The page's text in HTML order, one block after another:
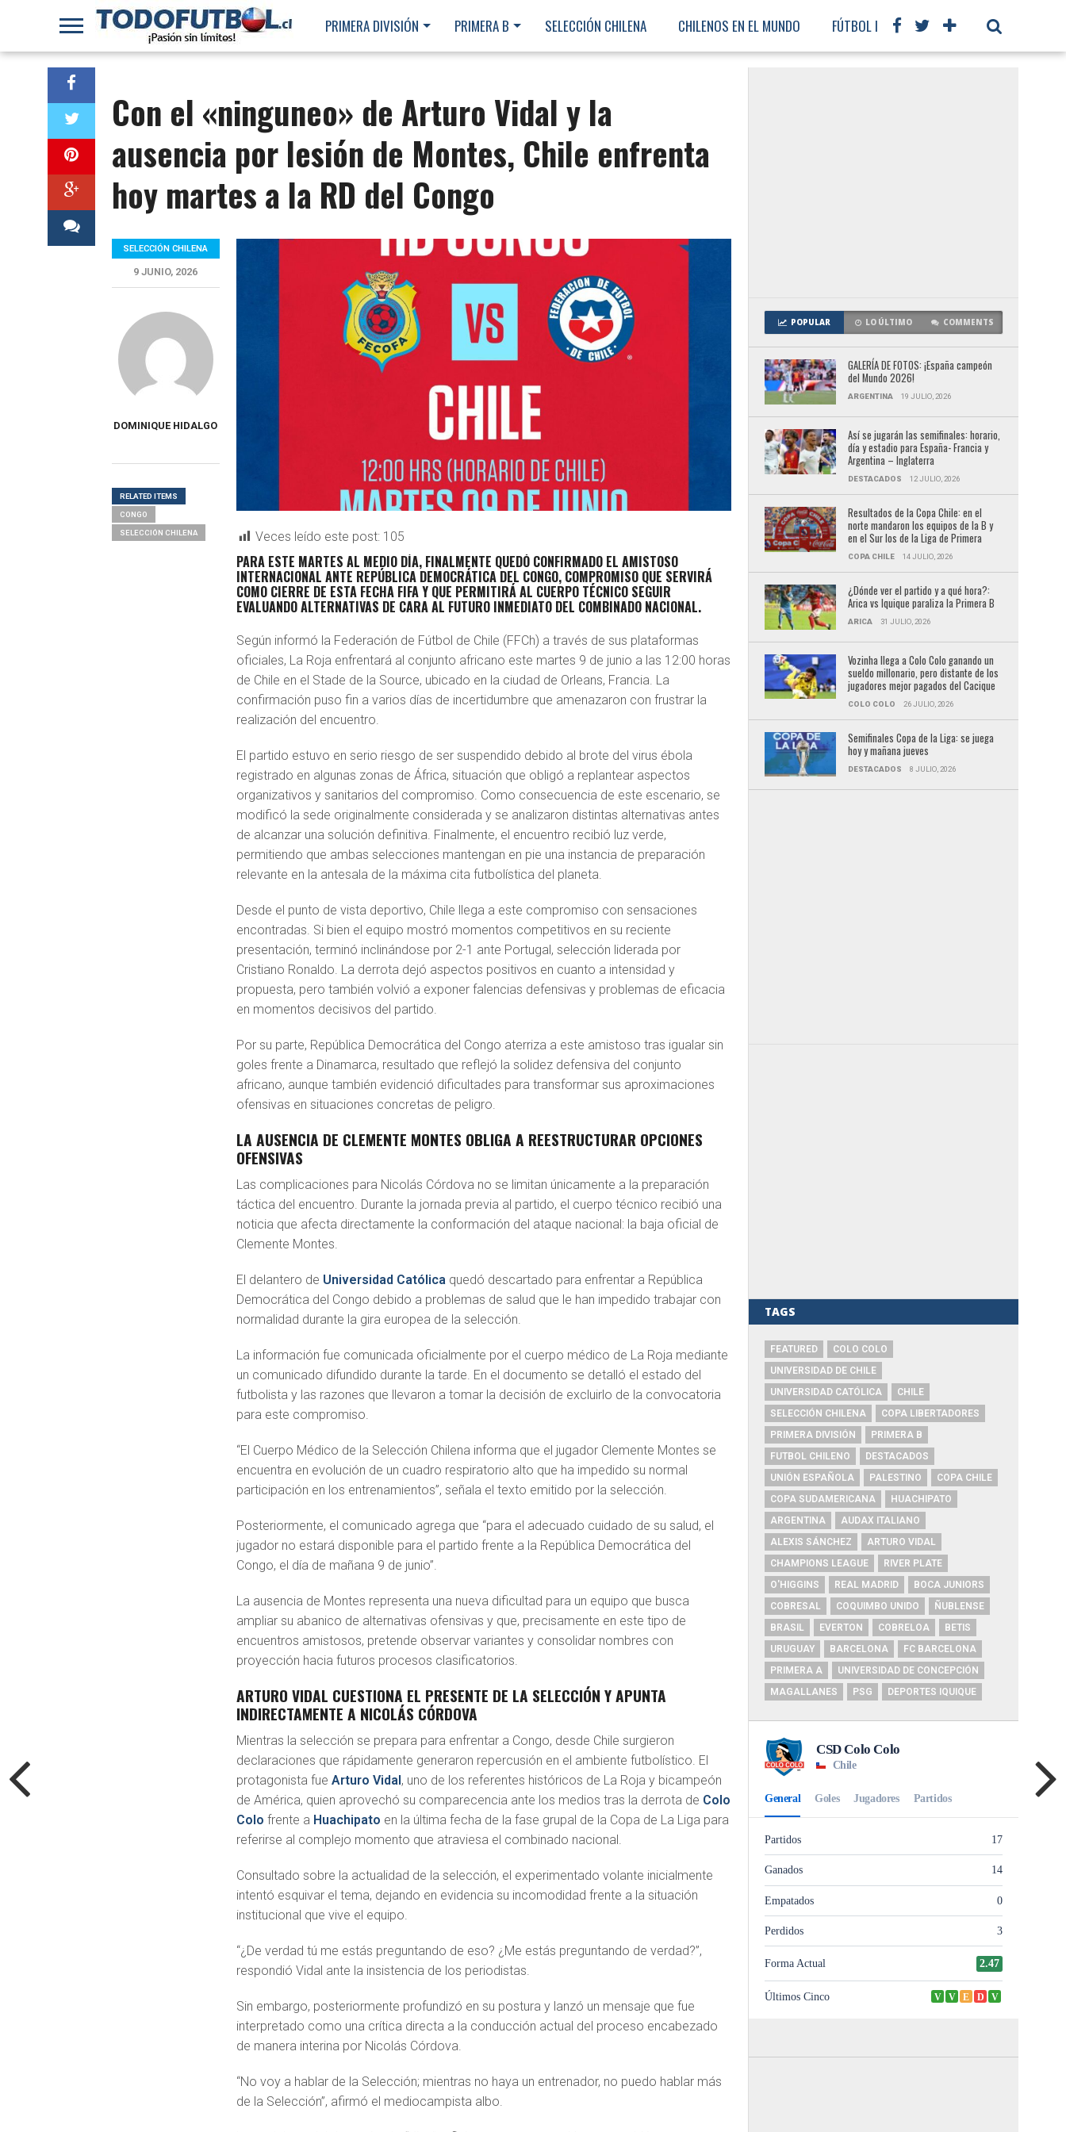
PRIMERA DIVISIÓN PRIMERA B SELECCIÓN CHILENA CHILENOS EN EL MUNDO FÚTBOL INTERNACIONAL
Con el «ninguneo» de Arturo Vidal y la
ausencia por lesión de Montes, Chile enfrenta
hoy martes a la RD del Congo
Veces leído este post: 105
PARA ESTE MARTES AL MEDIO DÍA, FINALMENTE QUEDÓ CONFIRMADO EL AMISTOSO
INTERNACIONAL ANTE REPÚBLICA DEMOCRÁTICA DEL CONGO, COMPROMISO QUE SERVIRÁ
COMO CIERRE DE ESTA FECHA FIFA Y QUE PERMITIRÁ AL CUERPO TÉCNICO SEGUIR
EVALUANDO ALTERNATIVAS DE CARA AL FUTURO INMEDIATO DEL COMBINADO NACIONAL.
Según informó la Federación de Fútbol de Chile (FFCh) a través de sus plataformas
oficiales, La Roja enfrentará al conjunto africano este martes 9 de junio a las 12:00 horas
de Chile en el Stade de la Source, ubicado en la ciudad de Orleans, Francia. La
confirmación puso fin a varios días de incertidumbre que amenazaron con frustrar la
realización del encuentro.
El partido estuvo en serio riesgo de ser suspendido debido al brote del virus ébola
registrado en algunas zonas de África, situación que obligó a replantear aspectos
organizativos y sanitarios del compromiso. Como consecuencia de este escenario, se
modificó la sede originalmente considerada y se analizaron distintas alternativas antes
de alcanzar una solución definitiva. Finalmente, el encuentro recibió luz verde,
permitiendo que ambas selecciones mantengan en pie una instancia de preparación
relevante en la antesala de la máxima cita futbolística del planeta.
Desde el punto de vista deportivo, Chile llega a este compromiso con sensaciones
encontradas. Si bien el equipo mostró momentos competitivos en su reciente
presentación, terminó inclinándose por 2-1 ante Portugal, selección liderada por
Cristiano Ronaldo. La derrota dejó aspectos positivos en cuanto a intensidad y
propuesta, pero también volvió a exponer falencias defensivas y problemas de eficacia
en momentos decisivos del partido.
Por su parte, República Democrática del Congo aterriza a este amistoso tras igualar sin
goles frente a Dinamarca, resultado que reflejó la solidez defensiva del conjunto
africano, aunque también evidenció dificultades para transformar sus aproximaciones
ofensivas en situaciones concretas de peligro.
LA AUSENCIA DE CLEMENTE MONTES OBLIGA A REESTRUCTURAR OPCIONES
OFENSIVAS
Las complicaciones para Nicolás Córdova no se limitan únicamente a la preparación
táctica del encuentro. Durante la jornada previa al partido, el cuerpo técnico recibió una
noticia que afecta directamente la conformación del ataque nacional: la baja oficial de
Clemente Montes.
El delantero de Universidad Católica quedó descartado para enfrentar a República
Democrática del Congo debido a problemas de salud que le han impedido trabajar con
normalidad durante la gira europea de la selección.
La información fue comunicada oficialmente por el cuerpo médico de La Roja mediante
un comunicado difundido durante la tarde. En el documento se detalló el estado del
futbolista y las razones que llevaron a tomar la decisión de excluirlo de la convocatoria
para este compromiso.
“El Cuerpo Médico de la Selección Chilena informa que el jugador Clemente Montes se
encuentra en evolución de un cuadro respiratorio alto que ha impedido su normal
participación en los entrenamientos”, señala el texto emitido por la selección.
Posteriormente, el comunicado agrega que “para el adecuado cuidado de su salud, el
jugador no estará disponible para el partido frente a la República Democrática del
Congo, el día de mañana 9 de junio”.
La ausencia de Montes representa una nueva dificultad para un equipo que busca
ampliar su abanico de alternativas ofensivas y que, precisamente en este tipo de
encuentros amistosos, pretende observar variantes y consolidar nombres con
proyección hacia futuros procesos clasificatorios.
ARTURO VIDAL CUESTIONA EL PRESENTE DE LA SELECCIÓN Y APUNTA
INDIRECTAMENTE A NICOLÁS CÓRDOVA
Mientras la selección se prepara para enfrentar a Congo, desde Chile surgieron
declaraciones que rápidamente generaron repercusión en el ambiente futbolístico. El
protagonista fueArturo Vidal , uno de los referentes históricos de La Roja y bicampeón
de América, quien aprovechó su comparecencia ante los medios tras la derrota de Colo
Colo frente a Huachipato en la última fecha de la fase grupal de la Copa de La Liga para
referirse al complejo momento que atraviesa el combinado nacional.
Consultado sobre la actualidad de la selección, el experimentado volante inicialmente
intentó esquivar el tema, dejando en evidencia su incomodidad frente a la situación
institucional que vive el equipo.
“¿De verdad tú me estás preguntando de eso? ¿Me estás preguntando de verdad?”,
respondió Vidal ante la insistencia de los periodistas.
Sin embargo, posteriormente profundizó en su postura y lanzó un mensaje que fue
interpretado como una crítica directa a la conducción actual del proceso encabezado
de manera interina por Nicolás Córdova.
“No voy a hablar de la Selección; mientras no haya un entrenador, no puedo hablar más
de la Selección”, afirmó el mediocampista albo.
SELECCIÓN CHILENA
9 JUNIO, 2026
DOMINIQUE HIDALGO
RELATED ITEMS
CONGO
SELECCIÓN CHILENA
POPULAR LO ÚLTIMO COMMENTS
GALERÍA DE FOTOS: ¡España campeón
del Mundo 2026!
ARGENTINA 19 JULIO, 2026
Así se jugarán las semifinales: horario,
día y estadio para España- Francia y
Argentina – Inglaterra
DESTACADOS 12 JULIO, 2026
Resultados de la Copa Chile: en el
norte mandaron los equipos de la B y
en el Sur los de la Liga de Primera
COPA CHILE 14 JULIO, 2026
¿Dónde ver el partido y a qué hora?:
Arica vs Iquique paraliza la Primera B
ARICA 31 JULIO, 2026
Vozinha llega a Colo Colo ganando un
sueldo millonario, pero distante de los
jugadores mejor pagados del Cacique
COLO COLO 26 JULIO, 2026
Semifinales Copa de la Liga: se juega
hoy y mañana jueves
DESTACADOS 8 JULIO, 2026
TAGS
FEATURED
COLO COLO
UNIVERSIDAD DE CHILE
UNIVERSIDAD CATÓLICA
CHILE
SELECCIÓN CHILENA
COPA LIBERTADORES
PRIMERA DIVISIÓN
PRIMERA B
FUTBOL CHILENO
DESTACADOS
UNIÓN ESPAÑOLA
PALESTINO
COPA CHILE
COPA SUDAMERICANA
HUACHIPATO
ARGENTINA
AUDAX ITALIANO
ALEXIS SÁNCHEZ
ARTURO VIDAL
CHAMPIONS LEAGUE
RIVER PLATE
O'HIGGINS
REAL MADRID
BOCA JUNIORS
COBRESAL
COQUIMBO UNIDO
ÑUBLENSE
BRASIL
EVERTON COBRELOA
BETIS
URUGUAY
BARCELONA
FC BARCELONA
PRIMERA A
UNIVERSIDAD DE CONCEPCIÓN
MAGALLANES
PSG DEPORTES IQUIQUE